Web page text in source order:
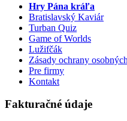
Hry Pána kráľa
Bratislavský Kaviár
Turban Quiz
Game of Worlds
Lužifčák
Zásady ochrany
Pre firmy
Kontakt
Fakturačné údaje